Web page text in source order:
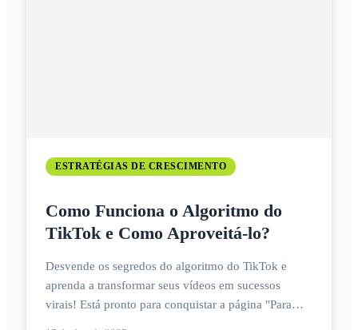
ESTRATÉGIAS DE CRESCIMENTO
Como Funciona o Algoritmo do
TikTok e Como Aproveitá-lo?
Desvende os segredos do algoritmo do TikTok e
aprenda a transformar seus vídeos em sucessos
virais! Está pronto para conquistar a página "Para